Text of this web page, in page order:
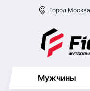
Город Москва
Мужчины